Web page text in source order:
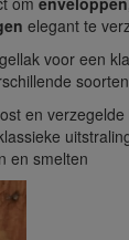
elegant te
voor een
en verzegelde
en smelten